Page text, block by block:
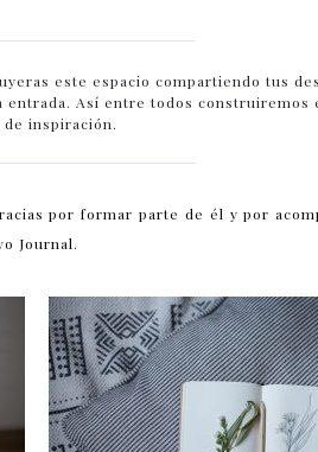
este espacio compartiendo tus
Así entre todos construiremos
inspiración.
por formar parte de él y por
Journal.